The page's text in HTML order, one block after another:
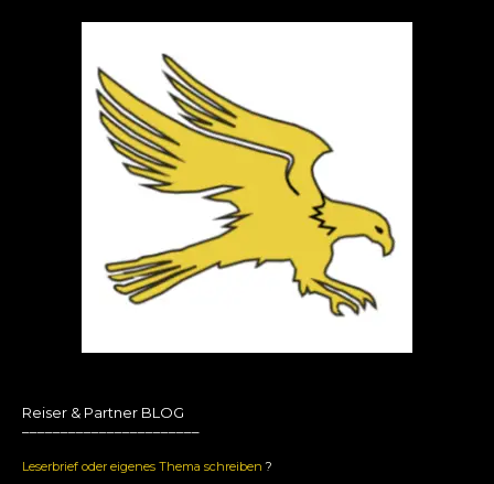
Reiser & Partner BLOG
Leserbrief oder eigenes Thema schreiben ?